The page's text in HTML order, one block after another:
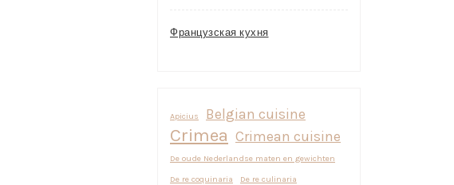
Французская кухня
Apicius Belgian cuisine
Crimea Crimean cuisine
De oude Nederlandse maten en gewichten
De re coquinaria
De re culinaria